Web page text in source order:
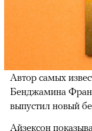
00:00
Автор самых
Бенджамина
выпустил новый
Айзексон